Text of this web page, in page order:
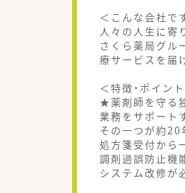
＜こんな会社で
人々の人生に寄
さくら薬局グル
療サービスを届
＜特徴・ポイン
★薬剤師を守る
業務をサポート
その一つが約20
処方箋受付から
調剤過誤防止機
システム改修が